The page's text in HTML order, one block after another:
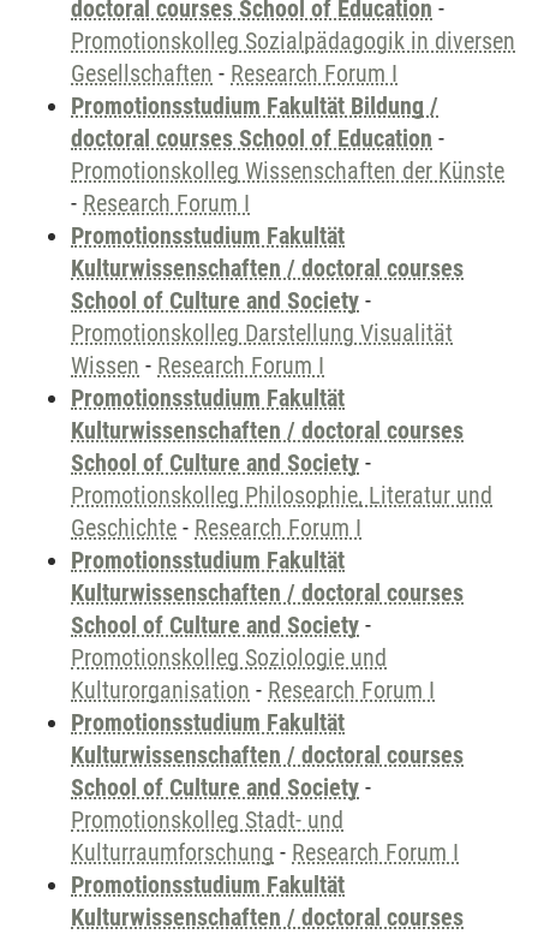
doctoral courses School of Education -
Promotionskolleg Sozialpädagogik in diversen
Gesellschaften - Research Forum I
Promotionsstudium Fakultät Bildung /
doctoral courses School of Education -
Promotionskolleg Wissenschaften der Künste
- Research Forum I
Promotionsstudium Fakultät
Kulturwissenschaften / doctoral courses
School of Culture and Society -
Promotionskolleg Darstellung Visualität
Wissen - Research Forum I
Promotionsstudium Fakultät
Kulturwissenschaften / doctoral courses
School of Culture and Society -
Promotionskolleg Philosophie, Literatur und
Geschichte - Research Forum I
Promotionsstudium Fakultät
Kulturwissenschaften / doctoral courses
School of Culture and Society -
Promotionskolleg Soziologie und
Kulturorganisation - Research Forum I
Promotionsstudium Fakultät
Kulturwissenschaften / doctoral courses
School of Culture and Society -
Promotionskolleg Stadt- und
Kulturraumforschung - Research Forum I
Promotionsstudium Fakultät
Kulturwissenschaften / doctoral courses